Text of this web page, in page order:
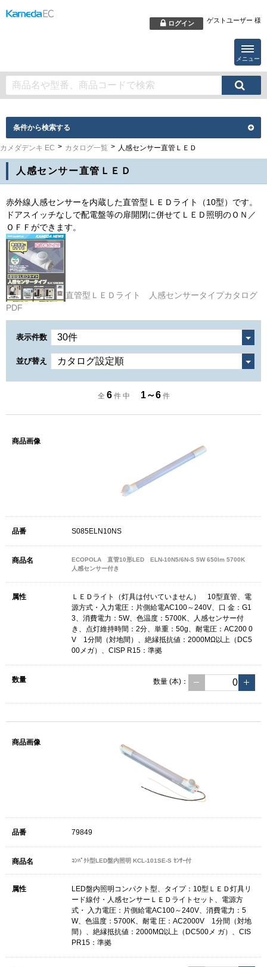
ログイン ゲストユーザー 様
メニュー
条件から検索する
カメダデンキ EC カタログ一覧 人感センサー直管ＬＥＤ
人感センサー直管ＬＥＤ
赤外線人感センサーを内蔵した直管型ＬＥＤライト（10型）です。
ドアスイッチなしで配電盤等の扉開閉に併せてＬＥＤ照明のＯＮ／
ＯＦＦができます。
直管型ＬＥＤライト 人感センサータイプカタログ
PDF
表示件数
並び替え
全 6 件 中 1～6 件
S085ELN10NS
ECOPOLA 直管10形LED ELN-10N5/6N-S 5W 650lm 5700K
人感センサー付き
ＬＥＤライト（灯具は付いていません） 10型直管、電
源方式・入力電圧：片側給電AC100～240V、口 金：G1
3、消費電力：5W、色温度：5700K、人感センサー付
き、点灯維持時間：2分、単重：50g、耐電圧：AC200 0
V 1分間（対地間）、絶縁抵抗値：2000MΩ以上（DC5
00メガ）、CISP R15：準拠
数量 (本) ：
79849
ｺﾝﾊﾟｸﾄ型LED盤内照明 KCL-101SE-S ｾﾝｻｰ付
LED盤内照明コンパクト型、タイプ：10型ＬＥＤ灯具リ
ード線付・人感センサーＬＥＤライトセット、電源方
式・ 入力電圧：片側給電AC100～240V、消費電力：5
W、色温度：5700K、耐電 圧：AC2000V 1分間（対地
間）、絶縁抵抗値：2000MΩ以上（DC500メ ガ）、CIS
PR15：準拠